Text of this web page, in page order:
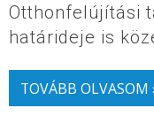
Otthonfelújítási
határideje is
TOVÁBB OLVASOM